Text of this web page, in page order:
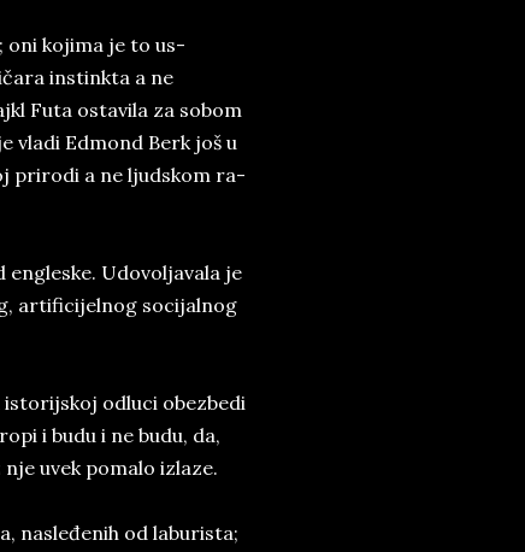
oni ko­ji­ma je to us­
instinkta a ne
Futa ostavila za sobom
vla­di Ed­mond Berk još u
pri­ro­di a ne l­jud­skom ra­
Udo­vol­ja­va­la je
ar­ti­fi­ci­jel­n­og so­ci­jal­nog
isto­rij­skoj od­lu­ci obez­be­di
i budu i ne budu, da,
uvek po­ma­lo iz­la­ze.
na­sleđenih od la­bu­ri­sta;